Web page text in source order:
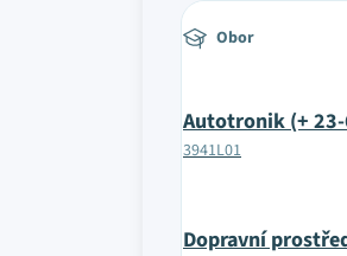
Obor
Autotronik (+
3941L01
Dopravní